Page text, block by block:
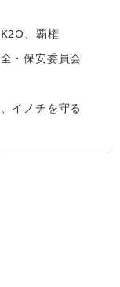
、覇権
・保安委員会
イノチを守る